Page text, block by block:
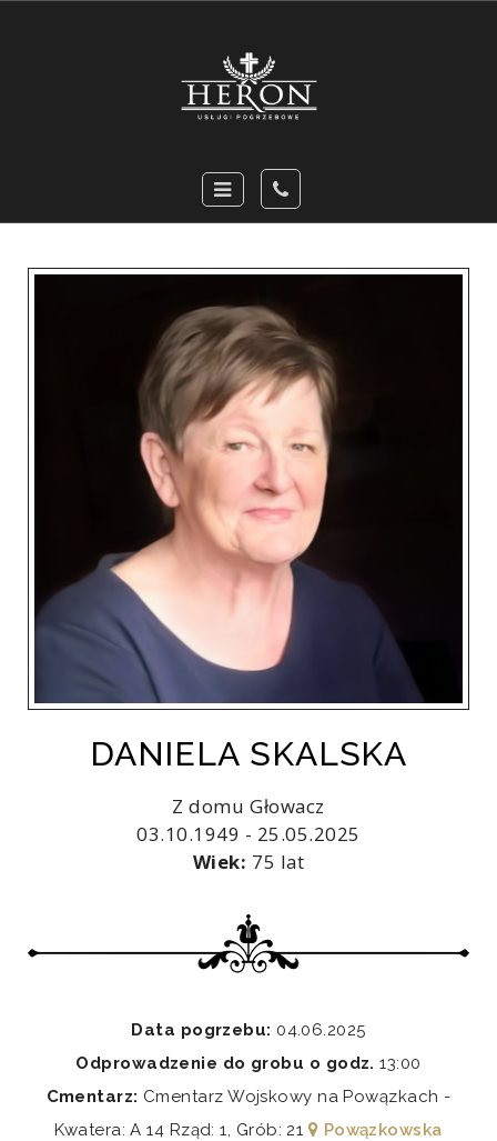
DANIELA SKALSKA
Z domu Głowacz
03.10.1949 - 25.05.2025
Wiek: 75 lat
Data pogrzebu: 04.06.2025
Odprowadzenie do grobu o godz. 13:00
Cmentarz: Cmentarz Wojskowy na Powązkach -
Kwatera: A 14 Rząd: 1, Grób: 21
Powązkowska